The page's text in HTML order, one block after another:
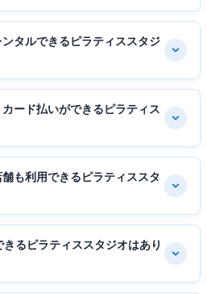
タルできるピラティススタジ
ード払いができるピラティス
も利用できるピラティススタ
るピラティススタジオはあり